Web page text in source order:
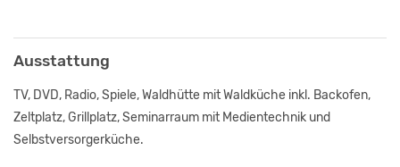
Ausstattung
TV, DVD, Radio, Spiele, Waldhütte mit Waldküche inkl. Backofen,
Zeltplatz, Grillplatz, Seminarraum mit Medientechnik und
Selbstversorgerküche.